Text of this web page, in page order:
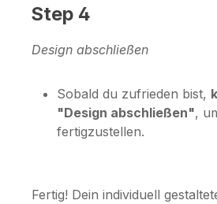
Step 4
Design abschließen
Sobald du zufrieden bist,
"Design abschließen",
fertigzustellen.
Fertig! Dein individuell